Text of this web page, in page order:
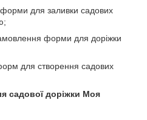
форми для заливки садових
форми для доріжки
для створення садових
садової доріжки Моя